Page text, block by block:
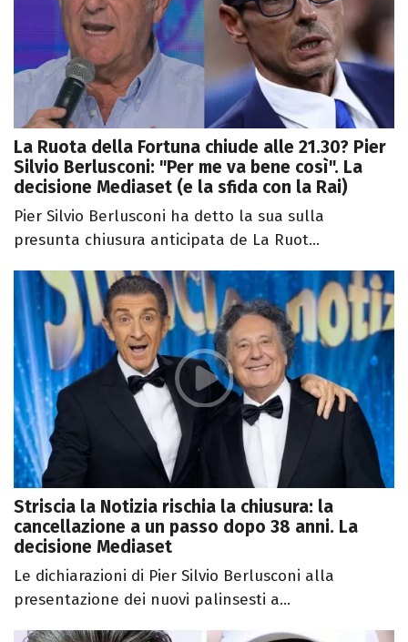
La Ruota della Fortuna chiude alle 21.30? Pier
Silvio Berlusconi: "Per me va bene così". La
decisione Mediaset (e la sfida con la Rai)
Pier Silvio Berlusconi ha detto la sua sulla
presunta chiusura anticipata de La Ruot...
Striscia la Notizia rischia la chiusura: la
cancellazione a un passo dopo 38 anni. La
decisione Mediaset
Le dichiarazioni di Pier Silvio Berlusconi alla
presentazione dei nuovi palinsesti a...